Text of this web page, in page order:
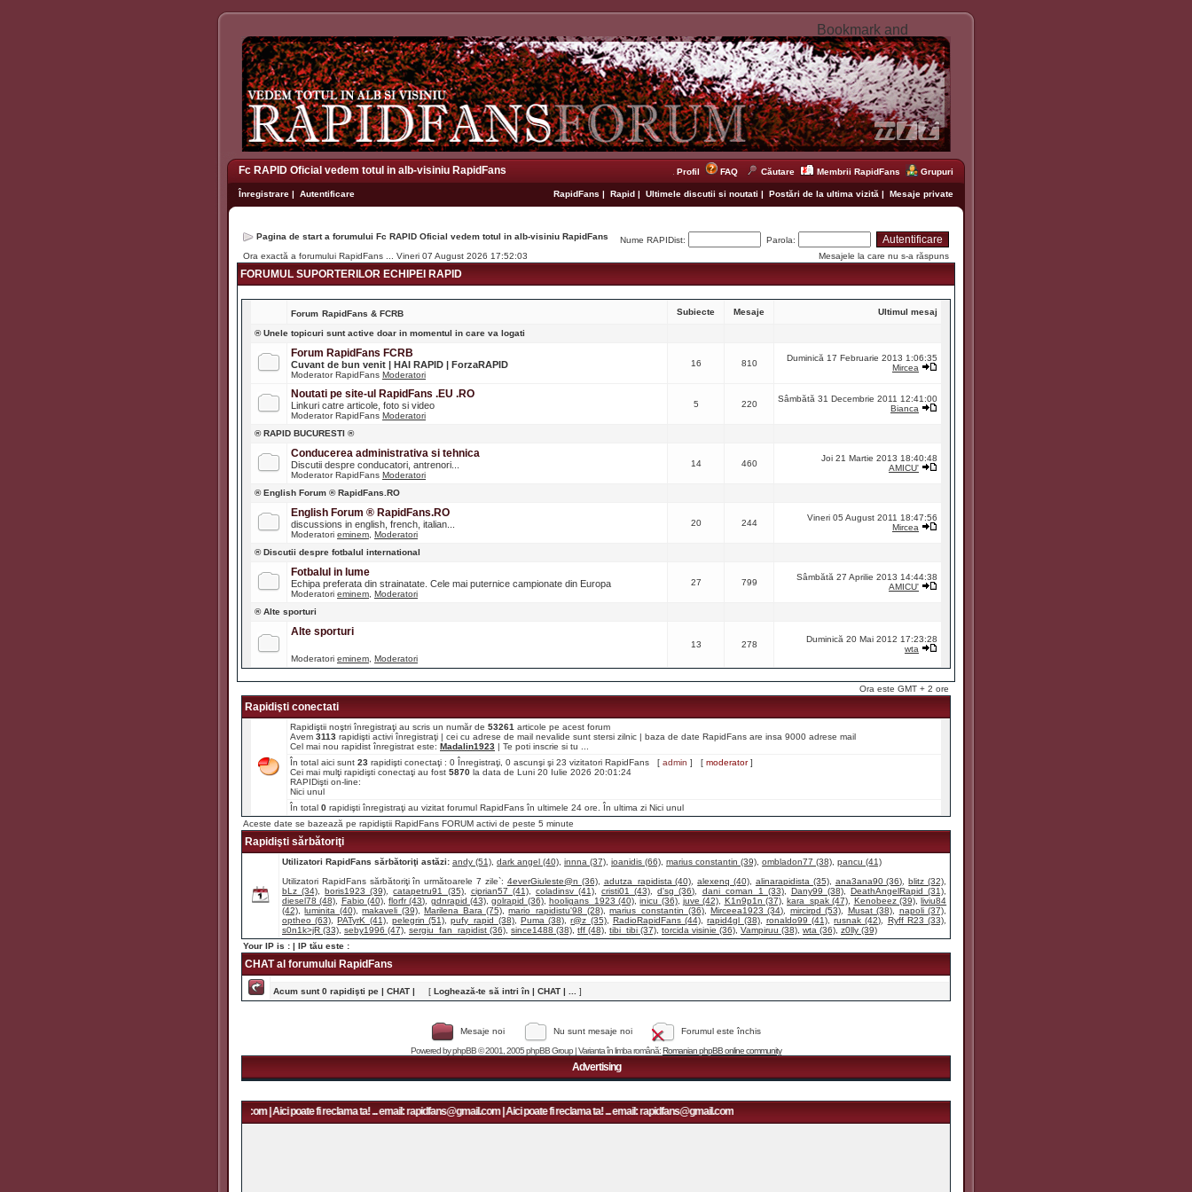
Fc RAPID Oficial vedem totul in alb-visiniu RapidFans Profil FAQ Căutare Membrii RapidFans Grupuri
Înregistrare | Autentificare RapidFans | Rapid | Ultimele discutii si noutati | Postări de la ultima vizită | Mesaje private
Pagina de start a forumului Fc RAPID Oficial vedem totul in alb-visiniu RapidFans Nume RAPIDist:
Parola:
Ora exactă a forumului RapidFans ... Vineri 07 August 2026 17:52:03
Mesajele la care nu s-a răspuns
FORUMUL SUPORTERILOR ECHIPEI RAPID
Forum RapidFans & FCRB Subiecte Mesaje Ultimul mesaj
® Unele topicuri sunt active doar in momentul in care va logati
Forum RapidFans FCRB
Cuvant de bun venit | HAI RAPID | ForzaRAPID
Moderator RapidFans Moderatori
16 810
Duminică 17 Februarie 2013 1:06:35
Mircea
Noutati pe site-ul RapidFans .EU .RO
Linkuri catre articole, foto si video
Moderator RapidFans Moderatori
5 220
Sâmbătă 31 Decembrie 2011 12:41:00
Bianca
® RAPID BUCURESTI ®
Conducerea administrativa si tehnica
Discutii despre conducatori, antrenori...
Moderator RapidFans Moderatori
14 460
Joi 21 Martie 2013 18:40:48
AMICU'
® English Forum ® RapidFans.RO
English Forum ® RapidFans.RO
discussions in english, french, italian...
Moderatori eminem Moderatori
20 244
Vineri 05 August 2011 18:47:56
Mircea
® Discutii despre fotbalul international
Fotbalul in lume
Echipa preferata din strainatate. Cele mai puternice campionate din Europa
Moderatori eminem Moderatori
27 799
Sâmbătă 27 Aprilie 2013 14:44:38
AMICU'
® Alte sporturi
Alte sporturi
Moderatori eminem Moderatori
13 278
Duminică 20 Mai 2012 17:23:28
wta
Ora este GMT + 2 ore
Rapidişti conectati
Rapidiştii noştri înregistraţi au scris un număr de 53261 articole pe acest forum
Avem 3113 rapidişti activi înregistraţi | cei cu adrese de mail nevalide sunt stersi zilnic | baza de date RapidFans are insa 9000 adrese mail
Cel mai nou rapidist înregistrat este: Madalin1923 | Te poti inscrie si tu ...
În total aici sunt 23 rapidişti conectaţi : 0 Înregistraţi, 0 ascunşi şi 23 vizitatori RapidFans [ admin ] [ moderator]
Cei mai mulţi rapidişti conectaţi au fost 5870 la data de Luni 20 Iulie 2026 20:01:24
RAPIDişti on-line:
Nici unul
În total 0 rapidişti înregistraţi au vizitat forumul RapidFans în ultimele 24 ore. În ultima zi Nici unul
Aceste date se bazează pe rapidiştii RapidFans FORUM activi de peste 5 minute
Rapidişti sărbătoriţi
Utilizatori RapidFans sărbătoriţi astăzi: andy (51) dark angel (40) innna (37) ioanidis (66) marius constantin (39) ombladon77 (38) pancu (41)
Utilizatori RapidFans sărbătoriţi în următoarele 7 zile`: 4everGiuleste@n (36), adutza_rapidista (40) ,alexenq (40) alinarapidista (35), ana3ana90 (36) ,blitz (32)
bLz (34) ,boris1923 (39) ,catapetru91 (35), ciprian57 (41), coladinsv (41),cristi01 (43) ,d'sg (36) dani_coman_1 (33), Dany99 (38), DeathAngelRapid (31)
diesel78 (48)
Fabio (40),florfr (43) gdnrapid (43),golrapid (36), hooligans_1923 (40) ,inicu (36), juve (42) K1n9p1n (37),kara_spak (47) Kenobeez (39),liviu84
(42) ,luminita (40),makaveli (39),Marilena Bara (75),mario_rapidistu'98 (28),marius_constantin (36),Mirceea1923 (34) mircirpd (53) Musat (38) napoli (37)
optheo (63) ,PATyrK (41), pelegrin (51) ,pufy_rapid (38), Puma (38) ,r@z (35), RadioRapidFans (44) ,rapid4gl (38), ronaldo99 (41),rusnak (42) Ryff R23 (33)
s0n1k>jR (33) seby1996 (47) sergiu_fan_rapidist (36) since1488 (38) tff (48) tibi_tibi (37) torcida visinie (36) Vampiruu (38) wta (36) z0lly (39)
Your IP is : | IP tău este :
CHAT al forumului RapidFans
Acum sunt 0 rapidişti pe | CHAT | [ Loghează-te să intri în | CHAT | ... ]
Mesaje noi Nu sunt mesaje noi
Forumul este închis
Powered byphpBB© 2001, 2005 phpBB Group | Varianta în limba română:Romanian phpBB online community
Advertising
Aici poate fi reclama ta! ... email: rapidfans@gmail.com | Aici poate fi reclama ta! ... email: rapidfans@gmail.com | Aici poate fi reclama ta! ... email: rapidfans@gmail.com